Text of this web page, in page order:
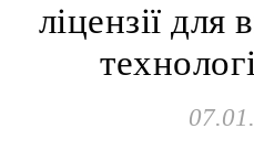
ліцензії для